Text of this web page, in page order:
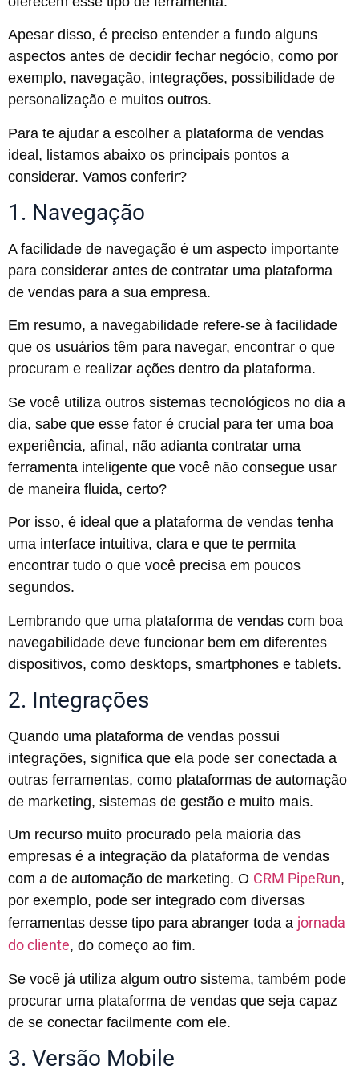
Apesar disso, é preciso entender a fundo alguns
aspectos antes de decidir fechar negócio, como por
exemplo, navegação, integrações, possibilidade de
personalização e muitos outros.
Para te ajudar a escolher a plataforma de vendas
ideal, listamos abaixo os principais pontos a
considerar. Vamos conferir?
1. Navegação
A facilidade de navegação é um aspecto importante
para considerar antes de contratar uma plataforma
de vendas para a sua empresa.
Em resumo, a navegabilidade refere-se à facilidade
que os usuários têm para navegar, encontrar o que
procuram e realizar ações dentro da plataforma.
Se você utiliza outros sistemas tecnológicos no dia a
dia, sabe que esse fator é crucial para ter uma boa
experiência, afinal, não adianta contratar uma
ferramenta inteligente que você não consegue usar
de maneira fluida, certo?
Por isso, é ideal que a plataforma de vendas tenha
uma interface intuitiva, clara e que te permita
encontrar tudo o que você precisa em poucos
segundos.
Lembrando que uma plataforma de vendas com boa
navegabilidade deve funcionar bem em diferentes
dispositivos, como desktops, smartphones e tablets.
2. Integrações
Quando uma plataforma de vendas possui
integrações, significa que ela pode ser conectada a
outras ferramentas, como plataformas de automação
de marketing, sistemas de gestão e muito mais.
Um recurso muito procurado pela maioria das
empresas é a integração da plataforma de vendas
com a de automação de marketing. O CRM PipeRun,
por exemplo, pode ser integrado com diversas
ferramentas desse tipo para abranger toda a jornada
do cliente, do começo ao fim.
Se você já utiliza algum outro sistema, também pode
procurar uma plataforma de vendas que seja capaz
de se conectar facilmente com ele.
3. Versão Mobile